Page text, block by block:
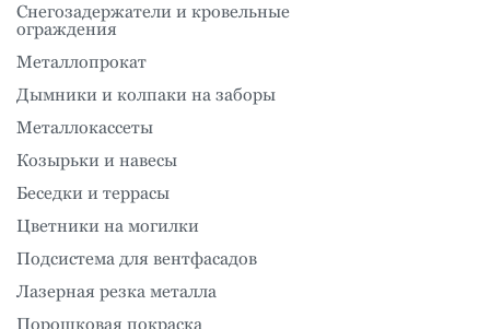
Снегозадержатели и кровельные
ограждения
Металлопрокат
Дымники и колпаки на заборы
Металлокассеты
Козырьки и навесы
Беседки и террасы
Цветники на могилки
Подсистема для вентфасадов
Лазерная резка металла
Порошковая покраска